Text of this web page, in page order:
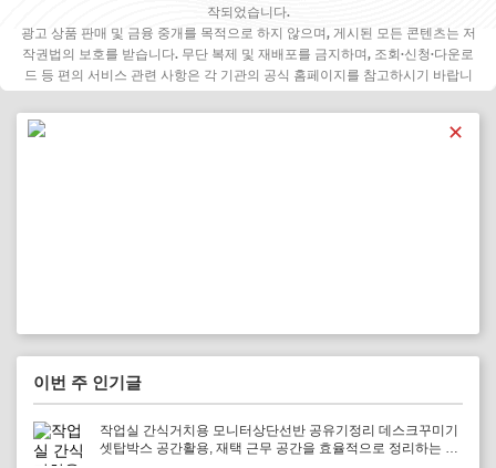
작되었습니다.
광고 상품 판매 및 금융 중개를 목적으로 하지 않으며, 게시된 모든 콘텐츠는 저
작권법의 보호를 받습니다. 무단 복제 및 재배포를 금지하며, 조회·신청·다운로
드 등 편의 서비스 관련 사항은 각 기관의 공식 홈페이지를 참고하시기 바랍니
✕
이번 주 인기글
작업실 간식거치용 모니터상단선반 공유기정리 데스크꾸미기
셋탑박스 공간활용, 재택 근무 공간을 효율적으로 정리하는 방